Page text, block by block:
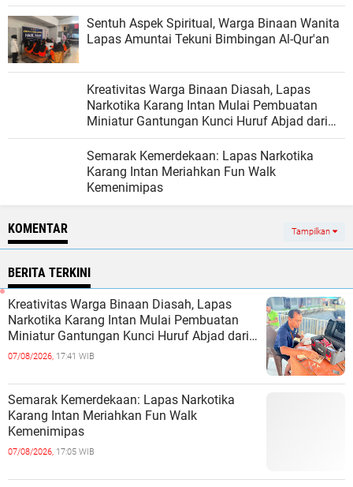
Sentuh Aspek Spiritual, Warga Binaan Wanita
Lapas Amuntai Tekuni Bimbingan Al-Qur'an
Kreativitas Warga Binaan Diasah, Lapas
Narkotika Karang Intan Mulai Pembuatan
Miniatur Gantungan Kunci Huruf Abjad dari
Bambu
Semarak Kemerdekaan: Lapas Narkotika
Karang Intan Meriahkan Fun Walk
Kemenimipas
KOMENTAR Tampilkan
BERITA TERKINI
Kreativitas Warga Binaan Diasah, Lapas
Narkotika Karang Intan Mulai Pembuatan
Miniatur Gantungan Kunci Huruf Abjad dari
Bambu
07/08/2026, 17:41 WIB
Semarak Kemerdekaan: Lapas Narkotika
Karang Intan Meriahkan Fun Walk
Kemenimipas
07/08/2026, 17:05 WIB